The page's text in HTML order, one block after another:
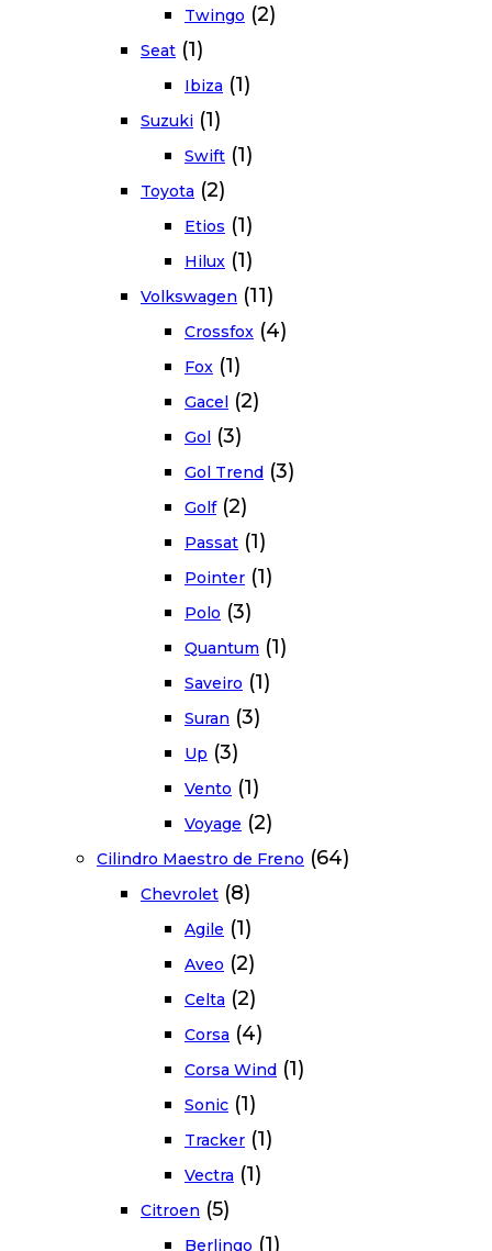
Twingo (2)
Seat (1)
Ibiza (1)
Suzuki (1)
Swift (1)
Toyota (2)
Etios (1)
Hilux (1)
Volkswagen (11)
Crossfox (4)
Fox (1)
Gacel (2)
Gol (3)
Gol Trend (3)
Golf (2)
Passat (1)
Pointer (1)
Polo (3)
Quantum (1)
Saveiro (1)
Suran (3)
Up (3)
Vento (1)
Voyage (2)
Cilindro Maestro de Freno (64)
Chevrolet (8)
Agile (1)
Aveo (2)
Celta (2)
Corsa (4)
Corsa Wind (1)
Sonic (1)
Tracker (1)
Vectra (1)
Citroen (5)
Berlingo (1)